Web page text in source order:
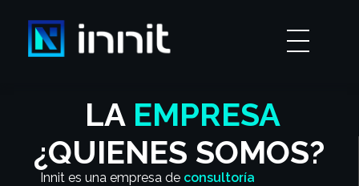
LA EMPRESA
¿QUIENES SOMOS?
Innit es una empresa de consultoría